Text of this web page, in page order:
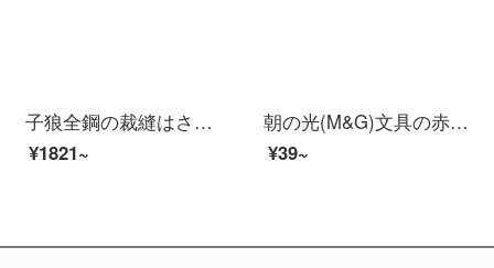
子狼全鋼の裁縫はさみは裁縫と裁縫、裁縫、裁縫、裁縫、裁縫、裁縫、裁断、裁縫、裁断、裁縫、裁断、裁縫、裁縫、裁縫、裁縫、裁縫、裁縫
¥1821~
朝の光(M&G)文具の赤色の180 mmの経典の事務はさみ学生は紙の刀の普恵型の家庭用のはさみを切って単にASSN 2249を詰めます。
¥39~